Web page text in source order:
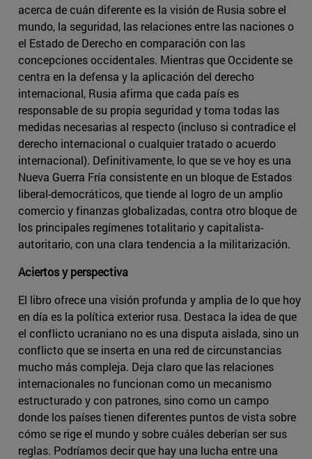
acerca de cuán diferente es la visión de Rusia sobre el
mundo, la seguridad, las relaciones entre las naciones o
el Estado de Derecho en comparación con las
concepciones occidentales. Mientras que Occidente se
centra en la defensa y la aplicación del derecho
internacional, Rusia afirma que cada país es
responsable de su propia seguridad y toma todas las
medidas necesarias al respecto (incluso si contradice el
derecho internacional o cualquier tratado o acuerdo
internacional). Definitivamente, lo que se ve hoy es una
Nueva Guerra Fría consistente en un bloque de Estados
liberal-democráticos, que tiende al logro de un amplio
comercio y finanzas globalizadas, contra otro bloque de
los principales regímenes totalitario y capitalista-
autoritario, con una clara tendencia a la militarización.
Aciertos y perspectiva
El libro ofrece una visión profunda y amplia de lo que hoy
en día es la política exterior rusa. Destaca la idea de que
el conflicto ucraniano no es una disputa aislada, sino un
conflicto que se inserta en una red de circunstancias
mucho más compleja. Deja claro que las relaciones
internacionales no funcionan como un mecanismo
estructurado y con patrones, sino como un campo
donde los países tienen diferentes puntos de vista sobre
cómo se rige el mundo y sobre cuáles deberían ser sus
reglas. Podríamos decir que hay una lucha entre una